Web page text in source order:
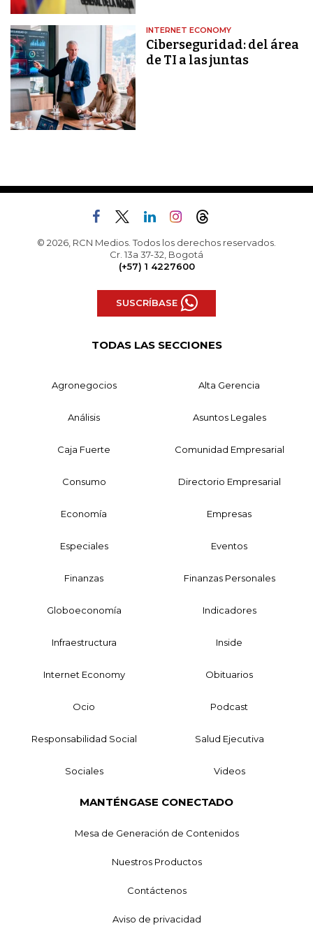
INTERNET ECONOMY
Ciberseguridad: del área
de TI a las juntas
© 2026, RCN Medios. Todos los derechos reservados.
Cr. 13a 37-32, Bogotá
(+57) 1 4227600
SUSCRÍBASE
TODAS LAS SECCIONES
Agronegocios Alta Gerencia
Análisis Asuntos Legales
Caja Fuerte Comunidad Empresarial
Consumo Directorio Empresarial
Economía Empresas
Especiales Eventos
Finanzas Finanzas Personales
Globoeconomía Indicadores
Infraestructura Inside
Internet Economy Obituarios
Ocio Podcast
Responsabilidad Social Salud Ejecutiva
Sociales Videos
MANTÉNGASE CONECTADO
Mesa de Generación de Contenidos
Nuestros Productos
Contáctenos
Aviso de privacidad